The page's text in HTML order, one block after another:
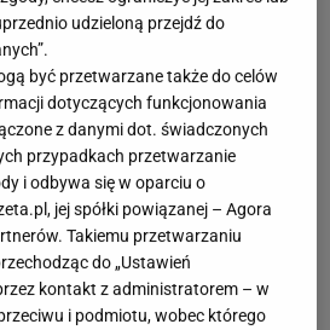
udzieloną przejdź do
być przetwarzane także do celów
dotyczących funkcjonowania
z danymi dot. świadczonych
przypadkach przetwarzanie
i odbywa się w oparciu o
jej spółki powiązanej – Agora
Takiemu przetwarzaniu
do „Ustawień
kontakt z administratorem – w
i podmiotu, wobec którego